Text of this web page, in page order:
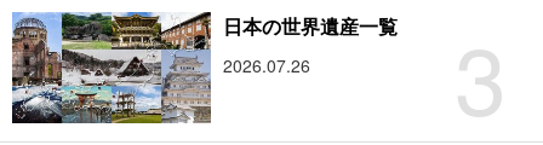
3
日本の世界遺産一覧
2026.07.26